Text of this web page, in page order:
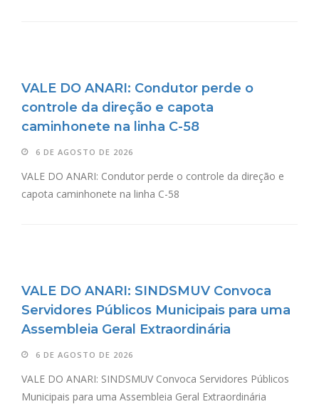
VALE DO ANARI: Condutor perde o
controle da direção e capota
caminhonete na linha C-58
6 DE AGOSTO DE 2026
VALE DO ANARI: Condutor perde o controle da direção e
capota caminhonete na linha C-58
VALE DO ANARI: SINDSMUV Convoca
Servidores Públicos Municipais para uma
Assembleia Geral Extraordinária
6 DE AGOSTO DE 2026
VALE DO ANARI: SINDSMUV Convoca Servidores Públicos
Municipais para uma Assembleia Geral Extraordinária